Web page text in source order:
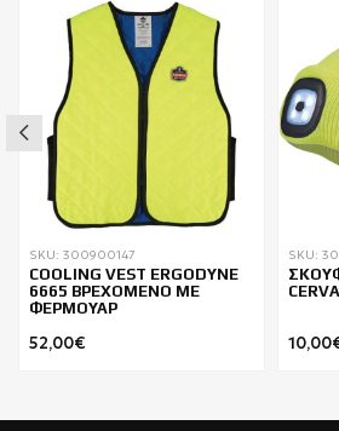
SKU: 300900147
COOLING VEST ΕRGODYNE
6665 ΒΡΕΧΟΜΕΝΟ ΜΕ
ΦΕΡΜΟΥΑΡ
52,00€
SKU: